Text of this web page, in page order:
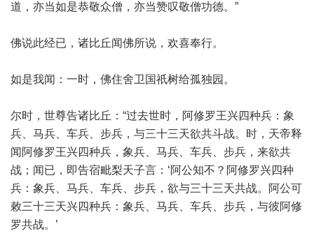
道，亦当如是恭敬众僧，亦当赞叹敬僧功德。”
佛说此经已，诸比丘闻佛所说，欢喜奉行。
如是我闻：一时，佛住舍卫国祇树给孤独园。
尔时，世尊告诸比丘：“过去世时，阿修罗王兴四种兵：象
兵、马兵、车兵、步兵，与三十三天欲共斗战。时，天帝释
闻阿修罗王兴四种兵，象兵、马兵、车兵、步兵，来欲共
战；闻已，即告宿毗梨天子言：‘阿公知不？阿修罗兴四种
兵：象兵、马兵、车兵、步兵，欲与三十三天共战。阿公可
敕三十三天兴四种兵：象兵、马兵、车兵、步兵，与彼阿修
罗共战。’